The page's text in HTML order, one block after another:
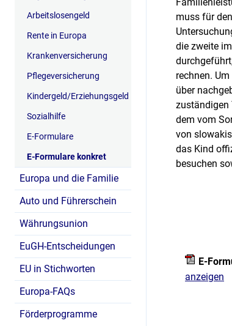
Arbeitslosengeld
Rente in Europa
Krankenversicherung
Pflegeversicherung
Kindergeld/Erziehungsgeld
Sozialhilfe
E-Formulare
E-Formulare konkret
Europa und die Familie
Auto und Führerschein
Währungsunion
EuGH-Entscheidungen
EU in Stichworten
Europa-FAQs
Förderprogramme
muss für
die zweite
rechnen.
über
zuständigen
dem vom
von
das Kind
besuchen
E-
anzeigen